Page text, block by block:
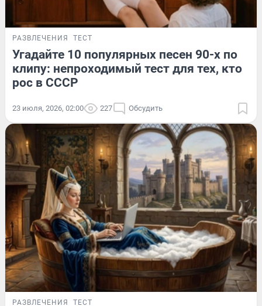
РАЗВЛЕЧЕНИЯ ТЕСТ
Угадайте 10 популярных песен 90-х по
клипу: непроходимый тест для тех, кто
рос в СССР
23 июля, 2026, 02:00 227 Обсудить
РАЗВЛЕЧЕНИЯ ТЕСТ